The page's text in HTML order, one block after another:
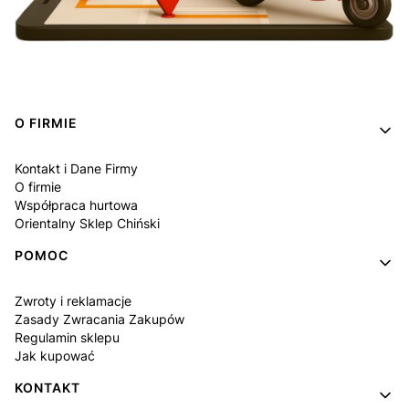
Linki w stopce
O FIRMIE
Kontakt i Dane Firmy
O firmie
Współpraca hurtowa
Orientalny Sklep Chiński
POMOC
Zwroty i reklamacje
Zasady Zwracania Zakupów
Regulamin sklepu
Jak kupować
KONTAKT